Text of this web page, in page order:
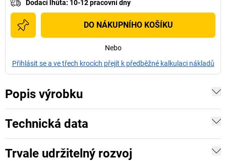
Dodací lhůta: 10-12 pracovní dny
DO NÁKUPNÍHO KOŠÍKU
Nebo
Přihlásit se a ve třech krocích přejít k předběžné kalkulaci nákladů
Popis výrobku
Technická data
Trvale udržitelný rozvoj